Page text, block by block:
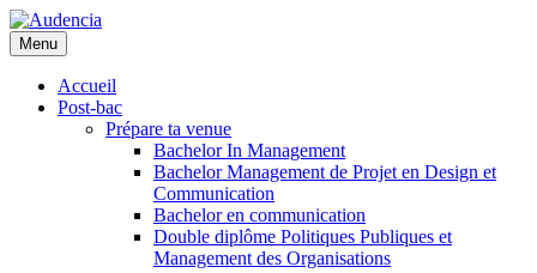
Aller
au
contenu
principal
Menu
Accueil
Post-bac
Prépare ta venue
Bachelor In Management
Bachelor Management de Projet en Design et
Communication
Bachelor en communication
Double diplôme Politiques Publiques et
Management des Organisations